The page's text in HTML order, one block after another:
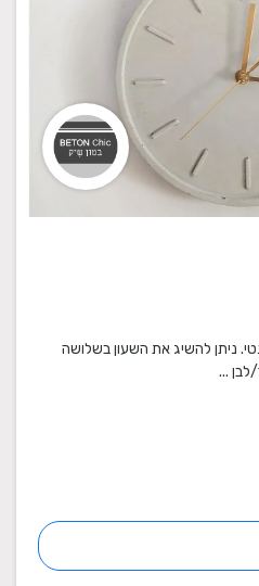
ניתן להשיג את השעון בשלושה
לבן ...